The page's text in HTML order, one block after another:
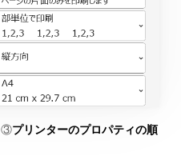
③プリンターのプロパティの順